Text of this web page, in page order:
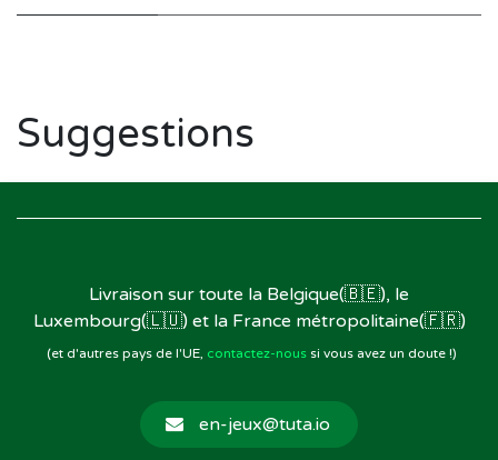
Suggestions
Livraison sur toute la Belgique(🇧🇪), le
Luxembourg(🇱🇺) et la France métropolitaine(🇫🇷)
(et d'autres pays de l'UE, contactez-noussi vous avez un doute !)
en-jeux@tuta.io